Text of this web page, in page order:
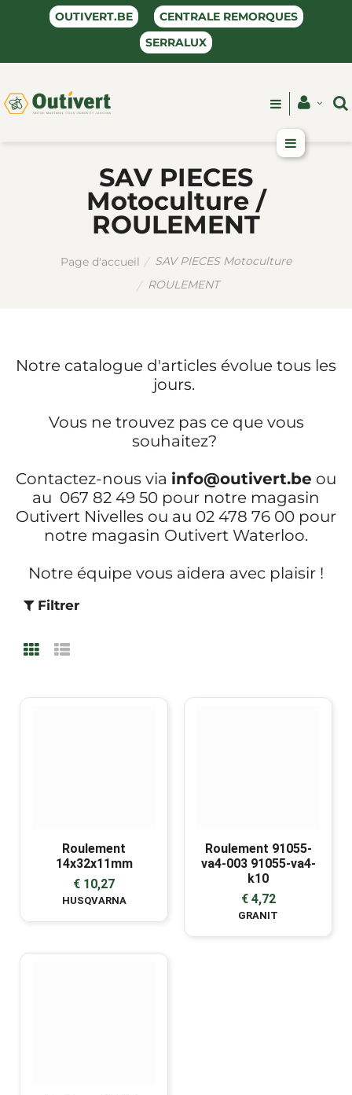
OUTIVERT.BE
CENTRALE REMORQUES
SERRALUX
SAV PIECES
Motoculture /
ROULEMENT
Page d'accueil
SAV PIECES Motoculture
ROULEMENT
Notre catalogue d'articles évolue tous les
jours.
Vous ne trouvez pas ce que vous
souhaitez?
Contactez-nous via info@outivert.be ou
au 067 82 49 50 pour notre magasin
Outivert Nivelles ou au 02 478 76 00 pour
notre magasin Outivert Waterloo.
Notre équipe vous aidera avec plaisir !
Filtrer
Roulement
14x32x11mm
€ 10,27
HUSQVARNA
Roulement 91055-
va4-003 91055-va4-
k10
€ 4,72
GRANIT